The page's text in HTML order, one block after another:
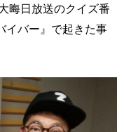
晦日放送のクイズ番
イバー』で起きた事